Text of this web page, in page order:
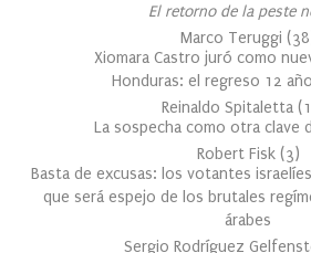
El retorno de la peste
Marco Teruggi (38
Xiomara Castro juró como
Honduras: el regreso 12
Reinaldo Spitaletta (
La sospecha como otra clave
Robert Fisk (3)
Basta de excusas: los votantes
que será espejo de los brutales
árabes
Sergio Rodríguez